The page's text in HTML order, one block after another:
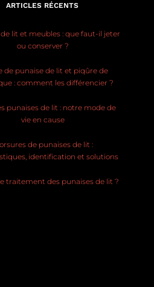
ARTICLES RÉCENTS
lit et meubles : que faut-il jeter
ou conserver ?
de punaise de lit et piqûre de
: comment les différencier ?
punaises de lit : notre mode de
vie en cause
de punaises de lit :
identification et solutions
traitement des punaises de lit ?